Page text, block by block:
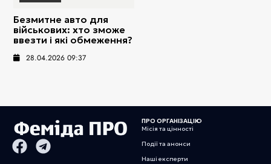
Безмитне авто для
військових: хто зможе
ввезти і які обмеження?
28.04.2026 09:37
ПРО ОРГАНІЗАЦІЮ
Місія та цінності
Події та анонси
Наші експерти